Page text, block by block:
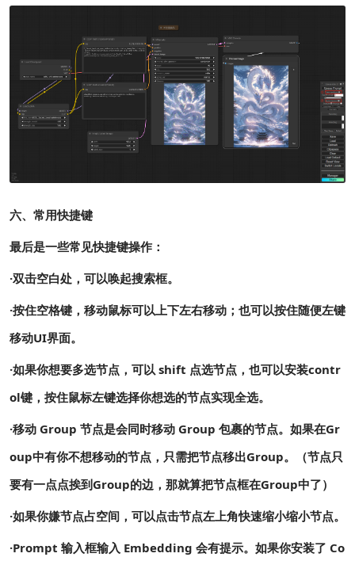
六、常用快捷键
最后是一些常见快捷键操作：
·双击空白处，可以唤起搜索框。
·按住空格键，移动鼠标可以上下左右移动；也可以按住随便左键
移动UI界面。
·如果你想要多选节点，可以 shift 点选节点，也可以安装contr
ol键，按住鼠标左键选择你想选的节点实现全选。
·移动 Group 节点是会同时移动 Group 包裹的节点。如果在Gr
oup中有你不想移动的节点，只需把节点移出Group。（节点只
要有一点点挨到Group的边，那就算把节点框在Group中了）
·如果你嫌节点占空间，可以点击节点左上角快速缩小缩小节点。
·Prompt 输入框输入 Embedding 会有提示。如果你安装了 Co